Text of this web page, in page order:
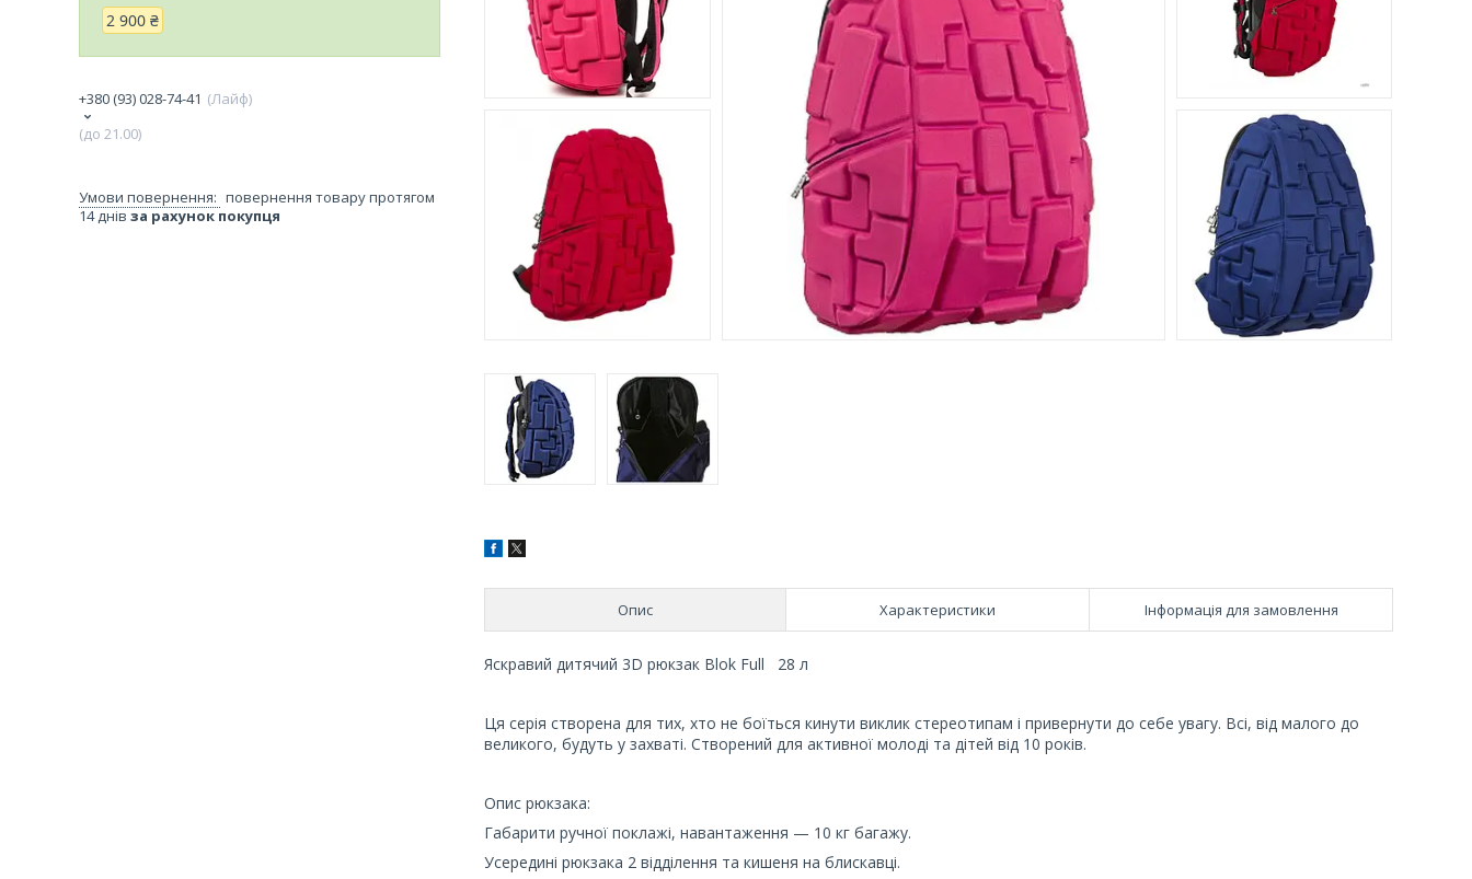
Опис Характеристики Інформація для замовлення
Яскравий дитячий 3D рюкзак Blok Full 28 л
Ця серія створена для тих, хто не боїться кинути виклик стереотипам і привернути до себе увагу. Всі, від малого до
великого, будуть у захваті. Створений для активної молоді та дітей від 10 років.
Опис рюкзака:
Габарити ручної поклажі, навантаження — 10 кг багажу.
Усередині рюкзака 2 відділення та кишеня на блискавці.
2 900 ₴
+380 (93) 028-74-41
Лайф
(до 21.00)
повернення товару протягом
14 днів за рахунок покупця